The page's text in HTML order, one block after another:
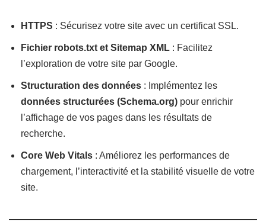
HTTPS : Sécurisez votre site avec un certificat SSL.
Fichier robots.txt et Sitemap XML : Facilitez
l’exploration de votre site par Google.
Structuration des données : Implémentez les
données structurées (Schema.org) pour enrichir
l’affichage de vos pages dans les résultats de
recherche.
Core Web Vitals : Améliorez les performances de
chargement, l’interactivité et la stabilité visuelle de votre
site.